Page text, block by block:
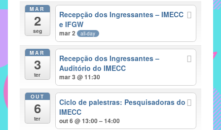
mecanismos
proporcionem
fortalecimento
sociais
profissionais
MAR
2
seg
Recepção dos Ingressantes – IMECC
e IFGW
mar 2 all-day
MAR
3
ter
Recepção dos Ingressantes –
Auditório do IMECC
mar 3 @ 11:30
OUT
6
ter
Ciclo de palestras: Pesquisadoras do
IMECC
out 6 @ 13:00 – 14:00